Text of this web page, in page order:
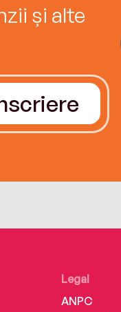
și alte
Legal
ANPC